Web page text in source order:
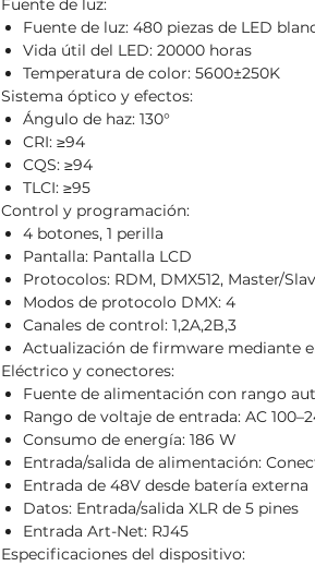
Fuente de luz:
Fuente de luz: 480 piezas de LED
Vida útil del LED: 20000 horas
Temperatura de color: 5600±250K
Sistema óptico y efectos:
Ángulo de haz: 130°
CRI: ≥94
CQS: ≥94
TLCI: ≥95
Control y programación:
4 botones, 1 perilla
Pantalla: Pantalla LCD
Protocolos: RDM, DMX512, Master/
Modos de protocolo DMX: 4
Canales de control: 1,2A,2B,3
Actualización de firmware mediante
Eléctrico y conectores:
Fuente de alimentación con rango
Rango de voltaje de entrada: AC
Consumo de energía: 186 W
Entrada/salida de alimentación:
Entrada de 48V desde batería externa
Datos: Entrada/salida XLR de 5 pines
Entrada Art-Net: RJ45
Especificaciones del dispositivo: